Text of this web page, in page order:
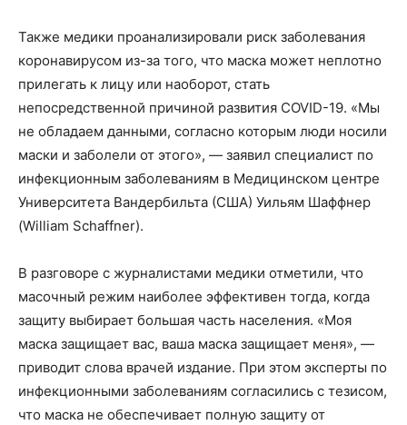
Также медики проанализировали риск заболевания
коронавирусом из-за того, что маска может неплотно
прилегать к лицу или наоборот, стать
непосредственной причиной развития COVID-19. «Мы
не обладаем данными, согласно которым люди носили
маски и заболели от этого», — заявил специалист по
инфекционным заболеваниям в Медицинском центре
Университета Вандербильта (США) Уильям Шаффнер
(William Schaffner).
В разговоре с журналистами медики отметили, что
масочный режим наиболее эффективен тогда, когда
защиту выбирает большая часть населения. «Моя
маска защищает вас, ваша маска защищает меня», —
приводит слова врачей издание. При этом эксперты по
инфекционными заболеваниям согласились с тезисом,
что маска не обеспечивает полную защиту от